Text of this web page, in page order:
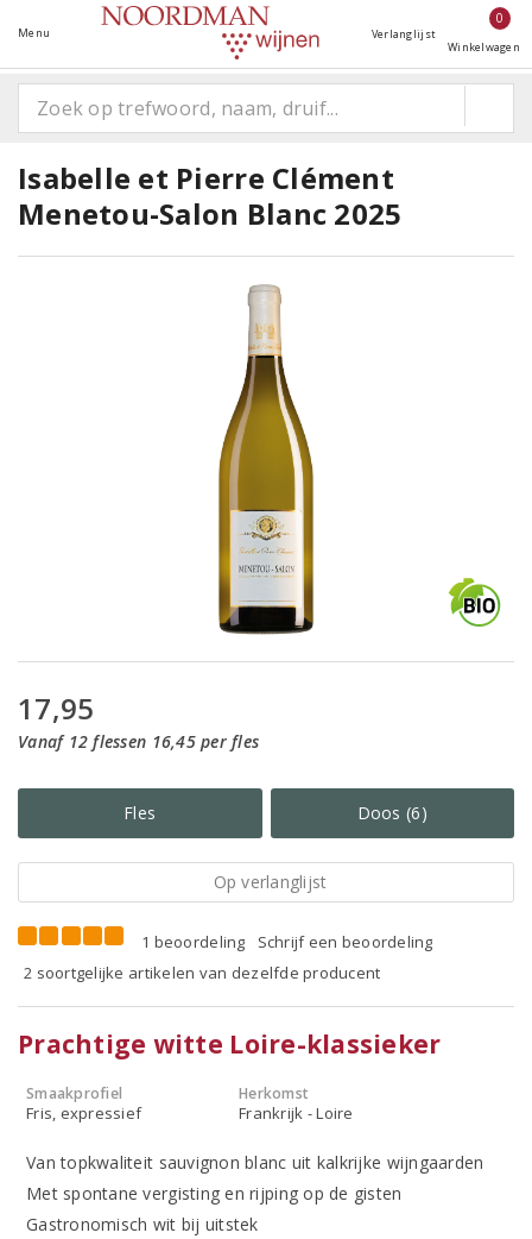
Menu Verlanglijst
0
Winkelwagen
Isabelle et Pierre Clément
Menetou-Salon Blanc 2025
17,95
Vanaf 12 flessen 16,45 per fles
Fles Doos (6)
Op verlanglijst
1 beoordeling
Schrijf een beoordeling
2 soortgelijke artikelen van dezelfde producent
Prachtige witte Loire-klassieker
Smaakprofiel
Fris, expressief
Herkomst
Frankrijk - Loire
Van topkwaliteit sauvignon blanc uit kalkrijke wijngaarden
Met spontane vergisting en rijping op de gisten
Gastronomisch wit bij uitstek